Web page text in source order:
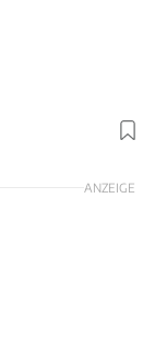
Foto: Ecocamping
ANZEIGE